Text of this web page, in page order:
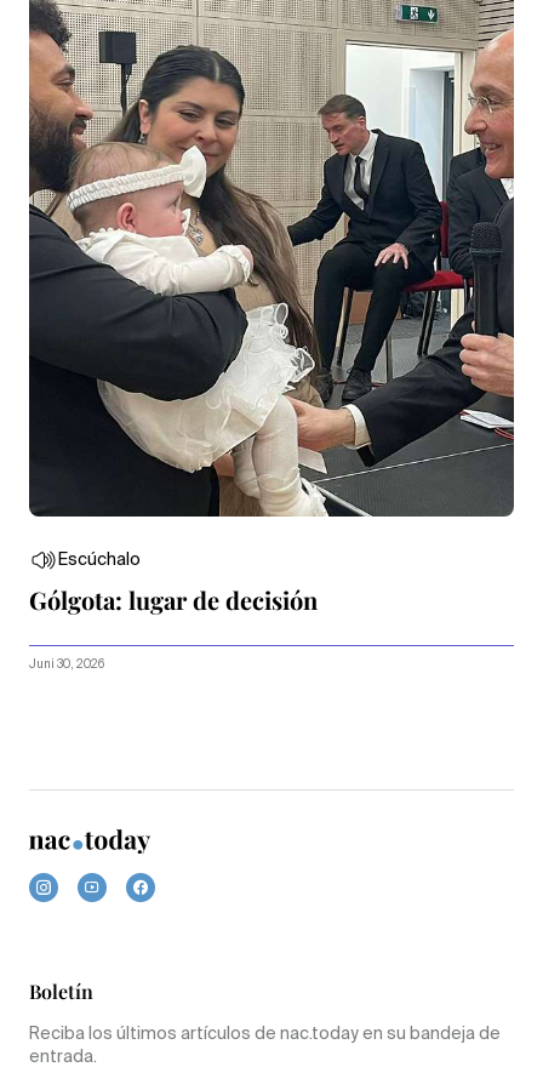
Escúchalo
Gólgota: lugar de decisión
Juni 30, 2026
Boletín
Reciba los últimos artículos de nac.today en su bandeja de
entrada.